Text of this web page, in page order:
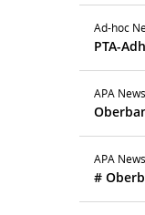
Ad-hoc
PTA-
APA News
APA News
#